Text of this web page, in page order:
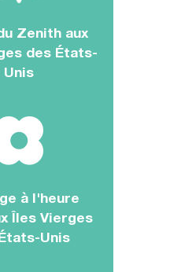
Zenith aux
des États-
Unis
à l'heure
Îles Vierges
Unis